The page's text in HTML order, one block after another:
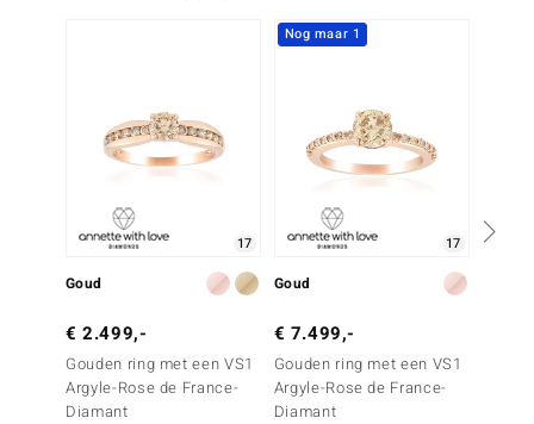
Collection
17
Goud
€ 2.499,-
Gouden ring met een VS1
Argyle-Rose de France-
Diamant
Nog maar 1
17
Goud
€ 7.499,-
Gouden ring met een VS1
Argyle-Rose de France-
Diamant